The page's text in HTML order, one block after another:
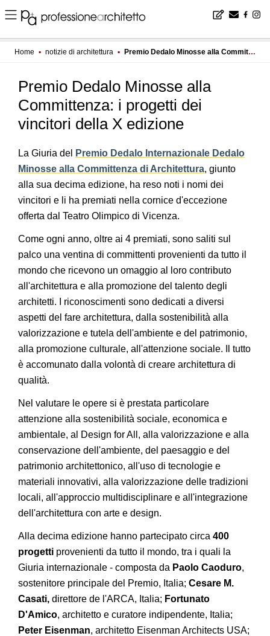
Home ▪ notizie di architettura ▪ Premio Dedalo Minosse alla Committenza: i progetti dei vincitori della X edizione
Premio Dedalo Minosse alla
Committenza: i progetti dei
vincitori della X edizione
La Giuria del
Premio Dedalo Internazionale Dedalo
Minosse alla Committenza di Architettura, giunto
alla sua decima edizione, ha reso noti i nomi dei
vincitori e li ha premiati nella cornice d'eccezione
offerta dal Teatro Olimpico di Vicenza.
Come ogni anno, oltre ai 4 premiati, sono saliti sul
palco una ventina di committenti provenienti da tutto il
mondo che ricevono un omaggio al loro contributo
all'architettura e alla promozione del talento degli
architetti. I riconoscimenti sono dedicati a diversi
aspetti del fare architettura, dalla sostenibilità alla
valorizzazione e tutela dell'ambiente e del patrimonio,
alla promozione culturale, all'attenzione sociale. Il tutto
è accomunato dalla volontà di creare architettura di
qualità.
Nel valutare le opere si è prestata particolare
attenzione alla sostenibilità sociale, economica e
ambientale, al Design for All, alla valorizzazione e alla
conservazione dell'ambiente, del paesaggio e del
patrimonio architettonico, all'uso di tecnologie e
materiali innovativi, alla valorizzazione delle tradizioni
locali, all'approccio multidisciplinare e all'integrazione
dell'architettura con arte e design.
Alla decima edizione hanno partecipato circa 400
progetti provenienti da tutto il mondo, tra i quali la
Giuria internazionale - composta da Paolo Caoduro,
sostenitore principale del Premio, Italia; Cesare M.
Casati, direttore de l'ARCA, Italia; Fortunato
D'Amico, architetto e curatore indipendente, Italia;
Peter Eisenman, architetto Eisenman Architects USA;